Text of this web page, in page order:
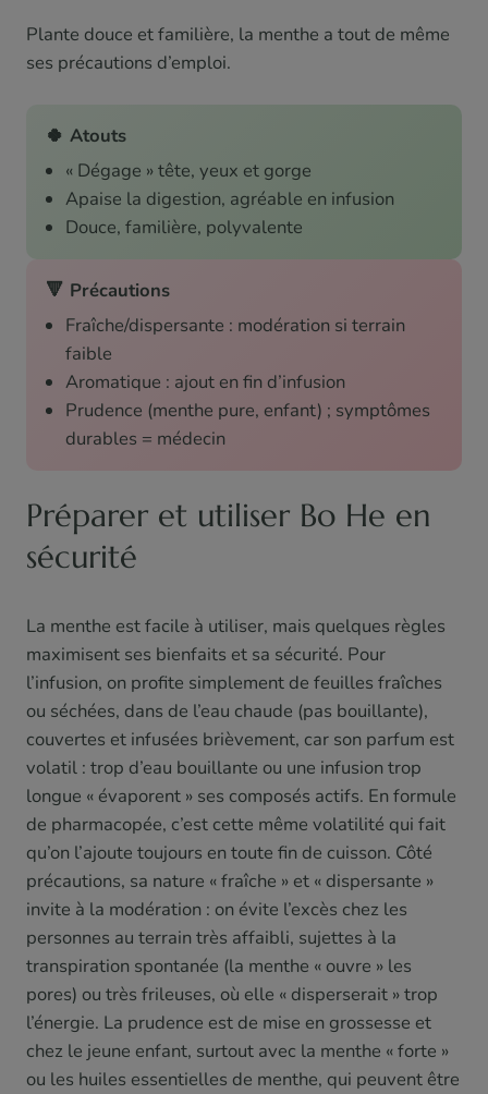
Plante douce et familière, la menthe a tout de même
ses précautions d’emploi.
🍀 Atouts
« Dégage » tête, yeux et gorge
Apaise la digestion, agréable en infusion
Douce, familière, polyvalente
🔻 Précautions
Fraîche/dispersante : modération si terrain
faible
Aromatique : ajout en fin d’infusion
Prudence (menthe pure, enfant) ; symptômes
durables = médecin
Préparer et utiliser Bo He en
sécurité
La menthe est facile à utiliser, mais quelques règles
maximisent ses bienfaits et sa sécurité. Pour
l’infusion, on profite simplement de feuilles fraîches
ou séchées, dans de l’eau chaude (pas bouillante),
couvertes et infusées brièvement, car son parfum est
volatil : trop d’eau bouillante ou une infusion trop
longue « évaporent » ses composés actifs. En formule
de pharmacopée, c’est cette même volatilité qui fait
qu’on l’ajoute toujours en toute fin de cuisson. Côté
précautions, sa nature « fraîche » et « dispersante »
invite à la modération : on évite l’excès chez les
personnes au terrain très affaibli, sujettes à la
transpiration spontanée (la menthe « ouvre » les
pores) ou très frileuses, où elle « disperserait » trop
l’énergie. La prudence est de mise en grossesse et
chez le jeune enfant, surtout avec la menthe « forte »
ou les huiles essentielles de menthe, qui peuvent être